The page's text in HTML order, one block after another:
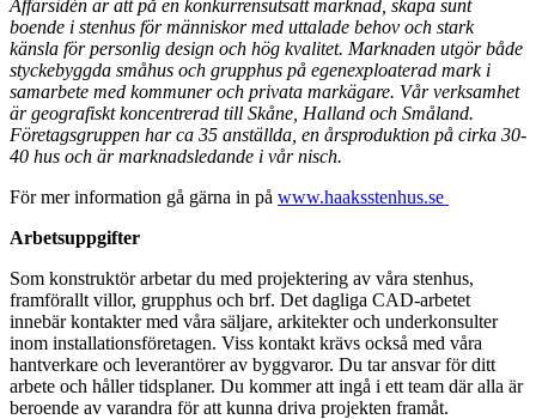
Affärsidén är att på en konkurrensutsatt marknad, skapa sunt
boende i stenhus för människor med uttalade behov och stark
känsla för personlig design och hög kvalitet. Marknaden utgör både
styckebyggda småhus och grupphus på egenexploaterad mark i
samarbete med kommuner och privata markägare. Vår verksamhet
är geografiskt koncentrerad till Skåne, Halland och Småland.
Företagsgruppen har ca 35 anställda, en årsproduktion på cirka 30-
40 hus och är marknadsledande i vår nisch.
För mer information gå gärna in på www.haaksstenhus.se
Arbetsuppgifter
Som konstruktör arbetar du med projektering av våra stenhus,
framförallt villor, grupphus och brf. Det dagliga CAD-arbetet
innebär kontakter med våra säljare, arkitekter och underkonsulter
inom installationsföretagen. Viss kontakt krävs också med våra
hantverkare och leverantörer av byggvaror. Du tar ansvar för ditt
arbete och håller tidsplaner. Du kommer att ingå i ett team där alla är
beroende av varandra för att kunna driva projekten framåt.